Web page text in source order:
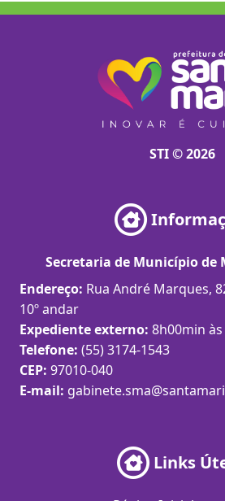
STI © 2026
Secretaria de Município de
Endereço: Rua André Marques,
10º andar
Expediente externo: 8h00min
Telefone: (55) 3174-1543
CEP: 97010-040
E-mail:
Links